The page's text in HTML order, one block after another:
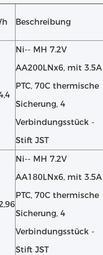
Beschreibung
Ni-‐ MH 7.2V
AA200LNx6, mit 3.5A
PTC, 70C thermische
Sicherung, 4
Verbindungsstück ‐
Stift JST
Ni-‐ MH 7.2V
AA180LNx6, mit 3.5A
PTC, 70C thermische
Sicherung, 4
Verbindungsstück ‐
Stift JST